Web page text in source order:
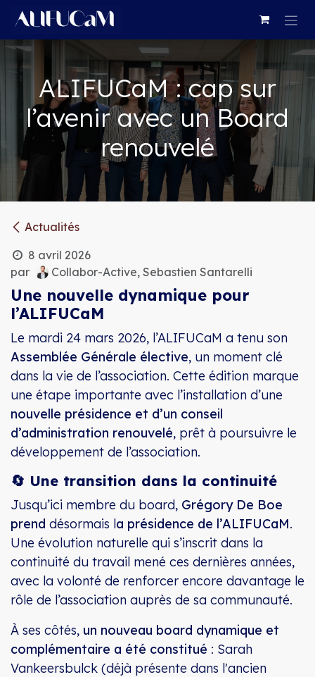
Se rendre au contenu
ALIFUCaM : cap sur
l’avenir avec un Board
renouvelé
Actualités
8 avril 2026
par
Collabor-Active, Sebastien Santarelli
Une nouvelle dynamique pour
l’ALIFUCaM
Le mardi 24 mars 2026, l’ALIFUCaM a tenu son
Assemblée Générale élective, un moment clé
dans la vie de l’association. Cette édition marque
une étape importante avec l’installation d’une
nouvelle présidence et d’un conseil
d’administration renouvelé, prêt à poursuivre le
développement de l’association.
🔄 Une transition dans la continuité
Jusqu’ici membre du board, Grégory De Boe
prend désormais la présidence de l’ALIFUCaM.
Une évolution naturelle qui s’inscrit dans la
continuité du travail mené ces dernières années,
avec la volonté de renforcer encore davantage le
rôle de l’association auprès de sa communauté.
À ses côtés, un nouveau board dynamique et
complémentaire a été constitué : Sarah
Vankeersbulck (déjà présente dans l'ancien